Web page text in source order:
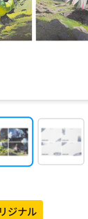
ジナル